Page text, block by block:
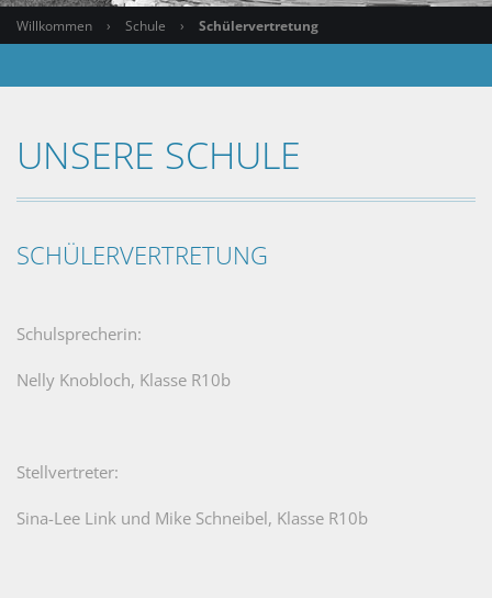
Willkommen › Schule › Schülervertretung
UNSERE SCHULE
SCHÜLERVERTRETUNG
Schulsprecherin:
Nelly Knobloch, Klasse R10b
Stellvertreter:
Sina-Lee Link und Mike Schneibel, Klasse R10b